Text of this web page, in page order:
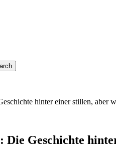
hinter einer stillen, aber
Die Geschichte